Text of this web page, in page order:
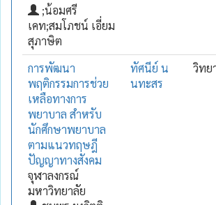
;น้อมศรี
เคท;สมโภชน์ เอี่ยม
สุภาษิต
การพัฒนา
พฤติกรรมการช่วย
เหลือทางการ
พยาบาล สำหรับ
นักศึกษาพยาบาล
ตามแนวทฤษฎี
ปัญญาทางสังคม
จุฬาลงกรณ์
มหาวิทยาลัย
ทัศนีย์ น
นทะสร
วิทย